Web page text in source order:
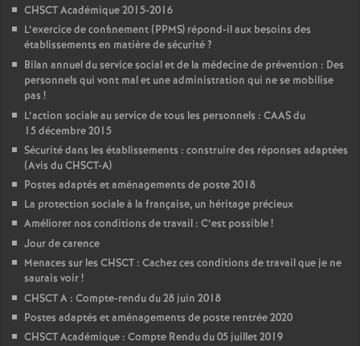
CHSCT Académique 2015-2016
L’exercice de confinement (PPMS) répond-il aux besoins des
établissements en matière de sécurité?
Bilan annuel du service social et de la médecine de prévention : Des
personnels qui vont mal et une administration qui ne se mobilise
pas !
L’action sociale au service de tous les personnels : CAAS du
15 décembre 2015
Sécurité dans les établissements : construire des réponses adaptées
(Avis du CHSCT-A)
Postes adaptés et aménagements de poste 2018
La protection sociale à la française, un héritage précieux
Améliorer nos conditions de travail : C’est possible!
Jour de carence
Menaces sur les CHSCT : Cachez ces conditions de travail que je ne
saurais voir!
CHSCT A : Compte-rendu du 28 juin 2018
Postes adaptés et aménagements de poste rentrée 2020
CHSCT Académique : Compte Rendu du 05 juillet 2019